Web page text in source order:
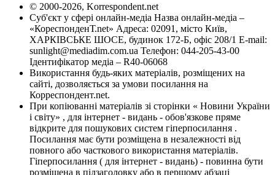
© 2000-2026, Korrespondent.net
Суб'єкт у сфері онлайн-медіа Назва онлайн-медіа –
«КореспонденТ.net» Адреса: 02091, місто Київ,
ХАРКІВСЬКЕ ШОСЕ, будинок 172-Б, офіс 208/1 E-mail:
sunlight@mediadim.com.ua Телефон: 044-205-43-00
Ідентифікатор медіа – R40-06068
Використання будь-яких матеріалів, розміщених на
сайті, дозволяється за умови посилання на
Корреспондент.net.
При копіюванні матеріалів зі сторінки « Новини України
і світу» , для інтернет - видань - обов'язкове пряме
відкрите для пошукових систем гіперпосилання .
Посилання має бути розміщена в незалежності від
повного або часткового використання матеріалів.
Гіперпосилання ( для інтернет - видань) - повинна бути
розміщена в підзаголовку або в першому абзаці